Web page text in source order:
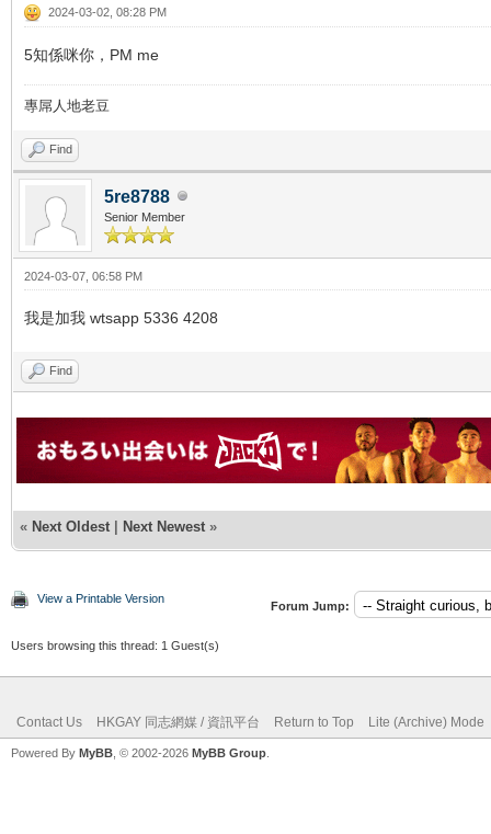
2024-03-02, 08:28 PM
5知係咪你，PM me
專屌人地老豆
Find
5re8788
Senior Member
2024-03-07, 06:58 PM
我是加我 wtsapp 5336 4208
Find
« Next Oldest | Next Newest »
View a Printable Version
Forum Jump:
Users browsing this thread: 1 Guest(s)
Contact Us HKGAY 同志網媒 / 資訊平台 Return to Top Lite (Archive) Mode
Powered By MyBB , © 2002-2026 MyBB Group